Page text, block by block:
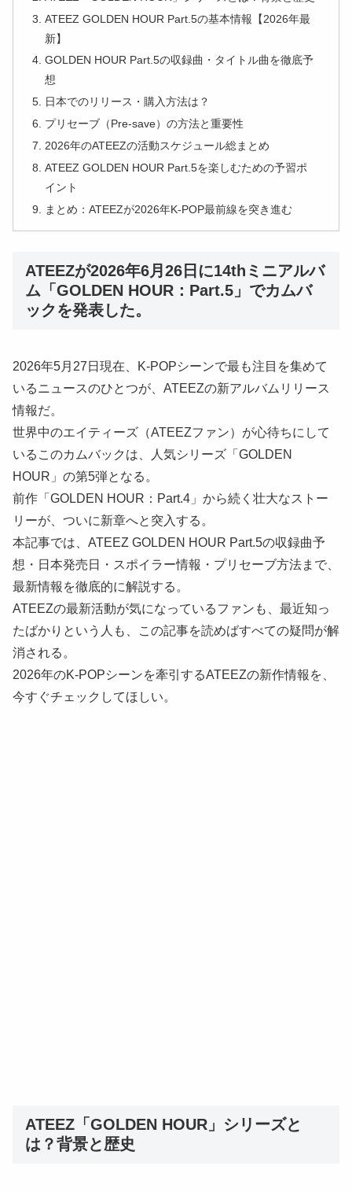
ATEEZ GOLDEN HOUR Part.5の基本情報【2026年最
新】
GOLDEN HOUR Part.5の収録曲・タイトル曲を徹底予
想
日本でのリリース・購入方法は？
プリセーブ（Pre-save）の方法と重要性
2026年のATEEZの活動スケジュール総まとめ
ATEEZ GOLDEN HOUR Part.5を楽しむための予習ポ
イント
まとめ：ATEEZが2026年K-POP最前線を突き進む
ATEEZが2026年6月26日に14thミニアルバ
ム「GOLDEN HOUR：Part.5」でカムバ
ックを発表した。
2026年5月27日現在、K-POPシーンで最も注目を集めて
いるニュースのひとつが、ATEEZの新アルバムリリース
情報だ。
世界中のエイティーズ（ATEEZファン）が心待ちにして
いるこのカムバックは、人気シリーズ「GOLDEN
HOUR」の第5弾となる。
前作「GOLDEN HOUR：Part.4」から続く壮大なストー
リーが、ついに新章へと突入する。
本記事では、ATEEZ GOLDEN HOUR Part.5の収録曲予
想・日本発売日・スポイラー情報・プリセーブ方法まで、
最新情報を徹底的に解説する。
ATEEZの最新活動が気になっているファンも、最近知っ
たばかりという人も、この記事を読めばすべての疑問が解
消される。
2026年のK-POPシーンを牽引するATEEZの新作情報を、
今すぐチェックしてほしい。
ATEEZ「GOLDEN HOUR」シリーズと
は？背景と歴史